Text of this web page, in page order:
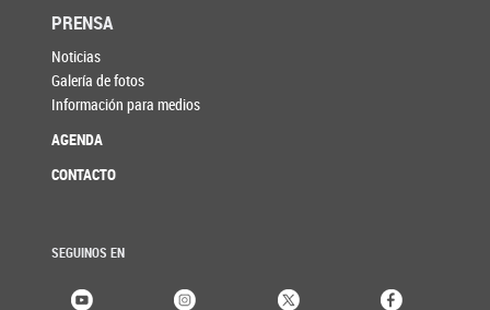
PRENSA
Noticias
Galería de fotos
Información para medios
AGENDA
CONTACTO
SEGUINOS EN